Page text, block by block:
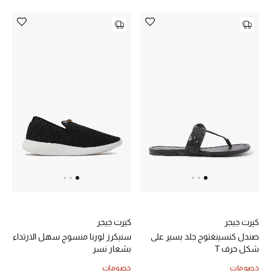
تشكيلة الأعراس
جميع الملابس النسائية
جميع الإكسسورات النسائية
كيرت جيجر
صندل كنسينغتوج جلد بسير على
شكل حرف T
خصومات
كيرت جيجر
سنيكرز لورنا منسوج سهل الارتداء
بشعار نسر
خصومات